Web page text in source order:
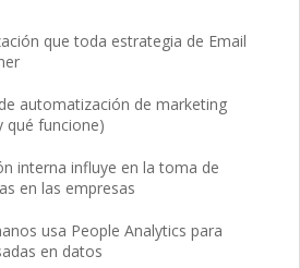
que toda estrategia de Email
automatización de marketing
qué funcione)
interna influye en la toma de
en las empresas
usa People Analytics para
en datos